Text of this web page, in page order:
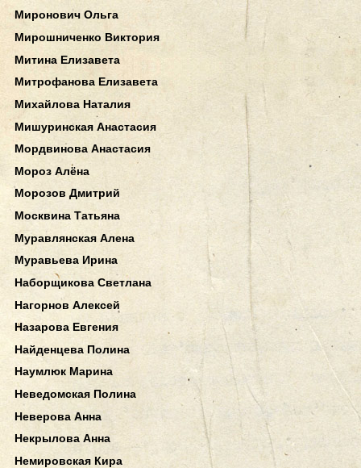
Миронович Ольга
Мирошниченко Виктория
Митина Елизавета
Митрофанова Елизавета
Михайлова Наталия
Мишуринская Анастасия
Мордвинова Анастасия
Мороз Алёна
Морозов Дмитрий
Москвина Татьяна
Муравлянская Алена
Муравьева Ирина
Наборщикова Светлана
Нагорнов Алексей
Назарова Евгения
Найденцева Полина
Наумлюк Марина
Неведомская Полина
Неверова Анна
Некрылова Анна
Немировская Кира